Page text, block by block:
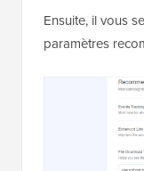
Ensuite, il vous
paramètres